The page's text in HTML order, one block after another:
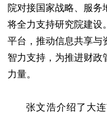
院对接国家战略、服务
将全力支持研究院建设
平台，推动信息共享与
智力支持，为推进财政
力量。
张文浩介绍了大